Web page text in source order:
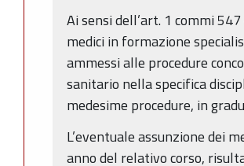
Ai sensi dell’art. 1 commi
medici in formazione
ammessi alle procedure
sanitario nella specifica
medesime procedure, in
L’eventuale assunzione dei
anno del relativo corso,